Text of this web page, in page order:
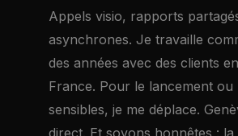
Appels visio, rapports
asynchrones. Je travaille
des années avec des clients
France. Pour le lancement ou
sensibles, je me déplace.